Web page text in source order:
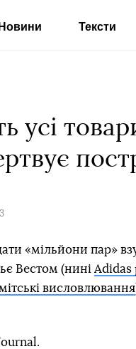
Новини Тексти
усі
«мільйони пар»
Вестом (нині Adidas
висловлювання